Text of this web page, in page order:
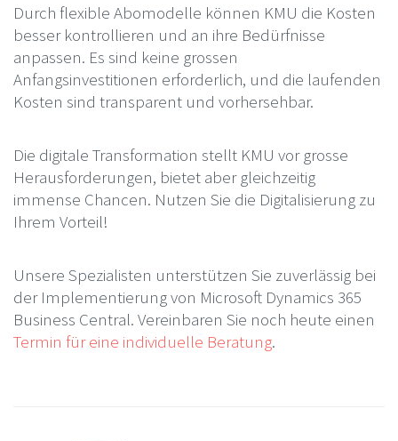
Durch flexible Abomodelle können KMU die Kosten
besser kontrollieren und an ihre Bedürfnisse
anpassen. Es sind keine grossen
Anfangsinvestitionen erforderlich, und die laufenden
Kosten sind transparent und vorhersehbar.
Die digitale Transformation stellt KMU vor grosse
Herausforderungen, bietet aber gleichzeitig
immense Chancen. Nutzen Sie die Digitalisierung zu
Ihrem Vorteil!
Unsere Spezialisten unterstützen Sie zuverlässig bei
der Implementierung von Microsoft Dynamics 365
Business Central. Vereinbaren Sie noch heute einen
Termin für eine individuelle Beratung.